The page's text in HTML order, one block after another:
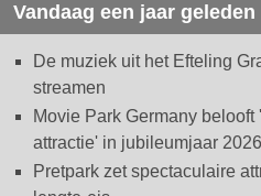
Vandaag een jaar geleden
De muziek uit het Efteling
streamen
Movie Park Germany
attractie' in jubileumjaar 2026
Pretpark zet spectaculaire